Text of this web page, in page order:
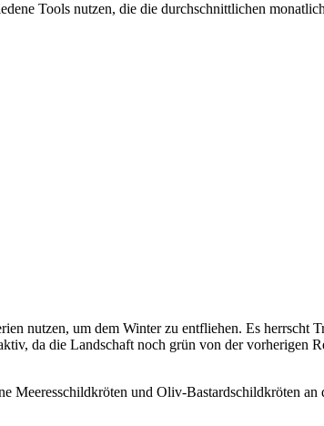
Tools nutzen, die die durchschnittlichen
nutzen, um dem Winter zu entfliehen. Es herrscht
da die Landschaft noch grün von der vorherigen
Meeresschildkröten und Oliv-Bastardschildkröten an